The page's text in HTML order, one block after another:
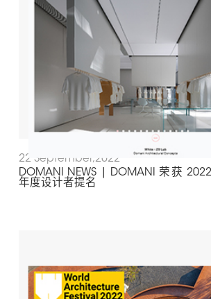
22 September,2022
DOMANI NEWS | DOMANI 荣获
年度设计者提名